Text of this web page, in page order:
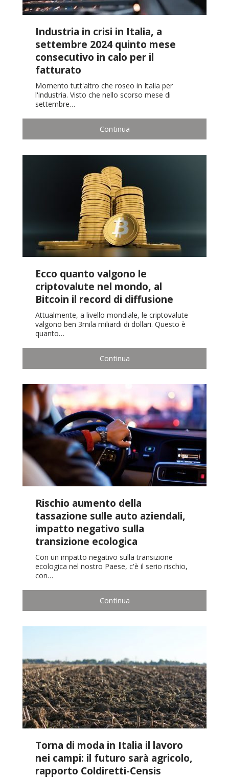
Industria in crisi in Italia, a
settembre 2024 quinto mese
consecutivo in calo per il
fatturato
Momento tutt'altro che roseo in Italia per
l'industria. Visto che nello scorso mese di
settembre…
Continua
Ecco quanto valgono le
criptovalute nel mondo, al
Bitcoin il record di diffusione
Attualmente, a livello mondiale, le criptovalute
valgono ben 3mila miliardi di dollari. Questo è
quanto…
Continua
Rischio aumento della
tassazione sulle auto aziendali,
impatto negativo sulla
transizione ecologica
Con un impatto negativo sulla transizione
ecologica nel nostro Paese, c'è il serio rischio,
con…
Continua
Torna di moda in Italia il lavoro
nei campi: il futuro sarà agricolo,
rapporto Coldiretti-Censis